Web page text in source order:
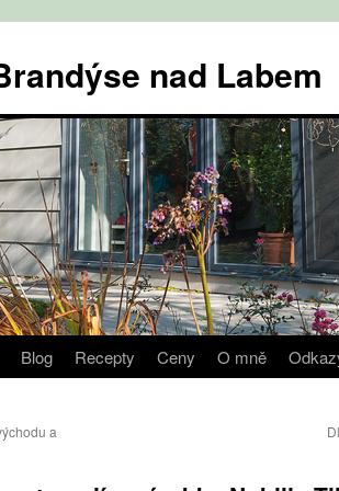
nad Labem
Blog Recepty Ceny O mně
a